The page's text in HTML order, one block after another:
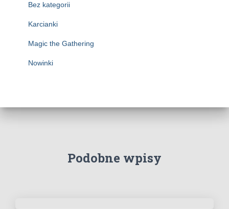
Bez kategorii
Karcianki
Magic the Gathering
Nowinki
Podobne wpisy